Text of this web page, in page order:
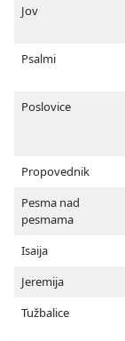
Jov
Psalmi
Poslovice
Propovednik
Pesma nad
pesmama
Isaija
Jeremija
Tužbalice